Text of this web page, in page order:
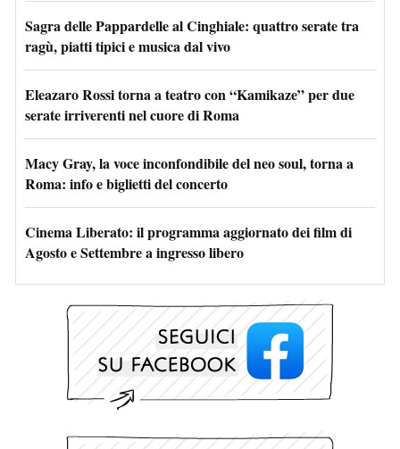
Sagra delle Pappardelle al Cinghiale: quattro serate tra
ragù, piatti tipici e musica dal vivo
Eleazaro Rossi torna a teatro con “Kamikaze” per due
serate irriverenti nel cuore di Roma
Macy Gray, la voce inconfondibile del neo soul, torna a
Roma: info e biglietti del concerto
Cinema Liberato: il programma aggiornato dei film di
Agosto e Settembre a ingresso libero